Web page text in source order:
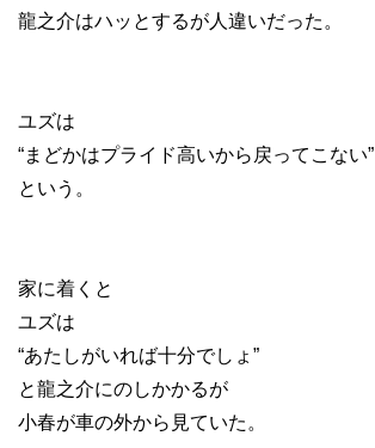
龍之介はハッとするが人違いだった。
ユズは
“まどかはプライド高いから戻ってこない”
という。
家に着くと
ユズは
“あたしがいれば十分でしょ”
と龍之介にのしかかるが
小春が車の外から見ていた。